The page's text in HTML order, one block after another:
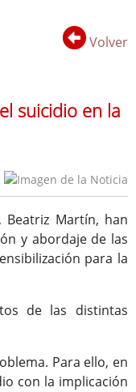
Volver
suicidio en la
Beatriz Martín, han
y abordaje de las
para la
de las distintas
Para ello, en
con la implicación